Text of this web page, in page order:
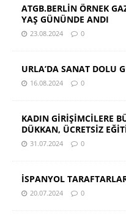
ATGB.BERLİN ÖRNEK
YAŞ GÜNÜNDE ANDI
23.08.2024 0
URLA’DA SANAT DOLU
16.08.2024 0
KADIN GİRİŞİMCİLERE
DÜKKAN, ÜCRETSİZ
31.07.2024 0
İSPANYOL
20.07.2024 0